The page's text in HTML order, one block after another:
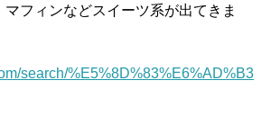
フィンなどスイーツ系が出てきま
search/%E5%8D%83%E6%AD%B3